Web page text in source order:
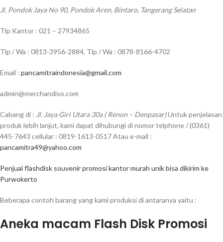
Jl. Pondok Jaya No 90, Pondok Aren, Bintaro, Tangerang Selatan
Tlp Kantor : 021 – 27934865
Tlp / Wa : 0813-3956-2884, Tlp / Wa : 0878-8166-4702
Email : pancamitraindonesia@gmail.com
admin@merchandiso.com
Cabang di : Jl. Jaya Giri Utara 30a ( Renon – Denpasar)Untuk penjelasan
produk lebih lanjut, kami dapat dihubungi di nomor telphone / (0361)
445-7643 cellular : 0819-1613-0517 Atau e-mail :
pancamitra49@yahoo.com
Penjual flashdisk souvenir promosi kantor murah unik bisa dikirim ke
Purwokerto
Beberapa contoh barang yang kami produksi di antaranya yaitu :
Aneka macam Flash Disk Promosi